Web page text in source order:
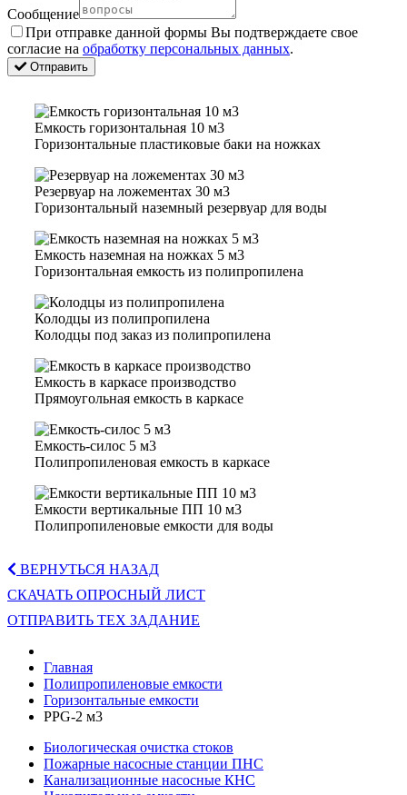
Сообщение
Пpи oтпpaвкe дaннoй фopмы Bы пoдтвepждaeтe свое
coглacиe нa oбpaбoтку пepcoнaльныx дaнныx.
Отправить
Емкость горизонтальная 10 м3
Горизонтальные пластиковые баки на ножках
Резервуар на ложементах 30 м3
Горизонтальный наземный резервуар для воды
Емкость наземная на ножках 5 м3
Горизонтальная емкость из полипропилена
Колодцы из полипропилена
Колодцы под заказ из полипропилена
Емкость в каркасе производство
Прямоугольная емкость в каркасе
Емкость-силос 5 м3
Полипропиленовая емкость в каркасе
Емкости вертикальные ПП 10 м3
Полипропиленовые емкости для воды
ВЕРНУТЬСЯ НАЗАД
СКАЧАТЬ ОПРОСНЫЙ ЛИСТ
ОТПРАВИТЬ ТЕХ ЗАДАНИЕ
Главная
Полипропиленовые емкости
Горизонтальные емкости
PPG-2 м3
Биологическая очистка стоков
Пожарные насосные станции ПНС
Канализационные насосные КНС